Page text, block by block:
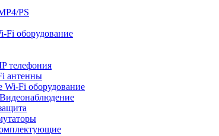
PS
Fi оборудование
телефония
антенны
Wi-Fi оборудование
Видеонаблюдение